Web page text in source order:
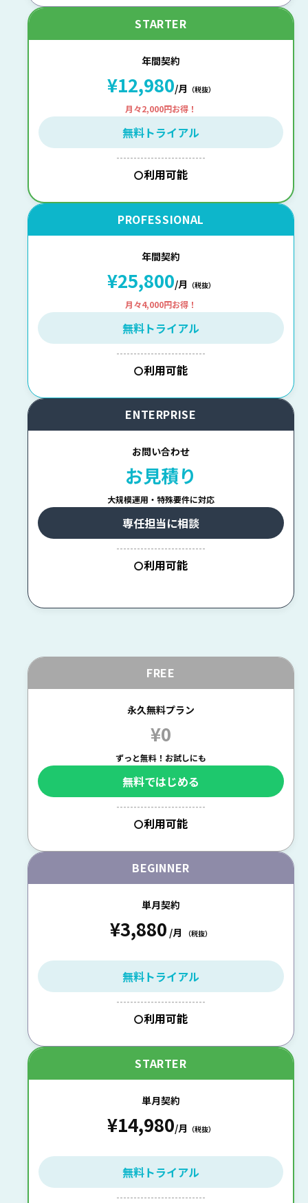
STARTER
年間契約
¥12,980/月 （税抜）
月々2,000円お得！
無料トライアル
--------------------------
〇利用可能
PROFESSIONAL
年間契約
¥25,800/月 （税抜）
月々4,000円お得！
無料トライアル
--------------------------
〇利用可能
ENTERPRISE
お問い合わせ
お見積り
大規模運用・特殊要件に対応
専任担当に相談
--------------------------
〇利用可能
FREE
永久無料プラン
¥0
ずっと無料！お試しにも
無料ではじめる
--------------------------
〇利用可能
BEGINNER
単月契約
¥3,880 /月 （税抜）
無料トライアル
--------------------------
〇利用可能
STARTER
単月契約
¥14,980/月 （税抜）
無料トライアル
--------------------------